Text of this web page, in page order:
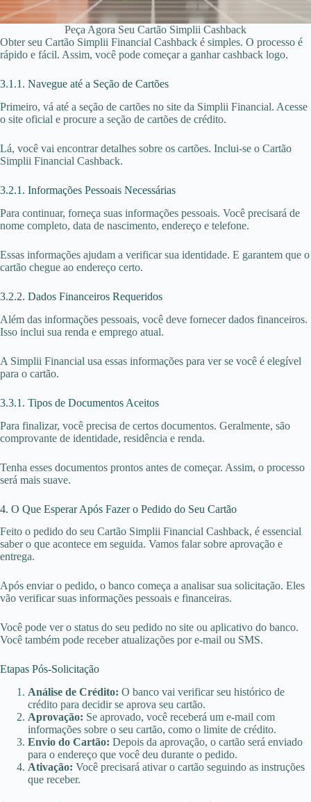
Peça Agora Seu Cartão Simplii Cashback
Obter seu Cartão Simplii Financial Cashback é simples. O processo é
rápido e fácil. Assim, você pode começar a ganhar cashback logo.
3.1.1. Navegue até a Seção de Cartões
Primeiro, vá até a seção de cartões no site da Simplii Financial. Acesse
o site oficial e procure a seção de cartões de crédito.
Lá, você vai encontrar detalhes sobre os cartões. Inclui-se o Cartão
Simplii Financial Cashback.
3.2.1. Informações Pessoais Necessárias
Para continuar, forneça suas informações pessoais. Você precisará de
nome completo, data de nascimento, endereço e telefone.
Essas informações ajudam a verificar sua identidade. E garantem que o
cartão chegue ao endereço certo.
3.2.2. Dados Financeiros Requeridos
Além das informações pessoais, você deve fornecer dados financeiros.
Isso inclui sua renda e emprego atual.
A Simplii Financial usa essas informações para ver se você é elegível
para o cartão.
3.3.1. Tipos de Documentos Aceitos
Para finalizar, você precisa de certos documentos. Geralmente, são
comprovante de identidade, residência e renda.
Tenha esses documentos prontos antes de começar. Assim, o processo
será mais suave.
4. O Que Esperar Após Fazer o Pedido do Seu Cartão
Feito o pedido do seu Cartão Simplii Financial Cashback, é essencial
saber o que acontece em seguida. Vamos falar sobre aprovação e
entrega.
Após enviar o pedido, o banco começa a analisar sua solicitação. Eles
vão verificar suas informações pessoais e financeiras.
Você pode ver o status do seu pedido no site ou aplicativo do banco.
Você também pode receber atualizações por e-mail ou SMS.
Etapas Pós-Solicitação
Análise de Crédito: O banco vai verificar seu histórico de
crédito para decidir se aprova seu cartão.
Aprovação: Se aprovado, você receberá um e-mail com
informações sobre o seu cartão, como o limite de crédito.
Envio do Cartão: Depois da aprovação, o cartão será enviado
para o endereço que você deu durante o pedido.
Ativação: Você precisará ativar o cartão seguindo as instruções
que receber.